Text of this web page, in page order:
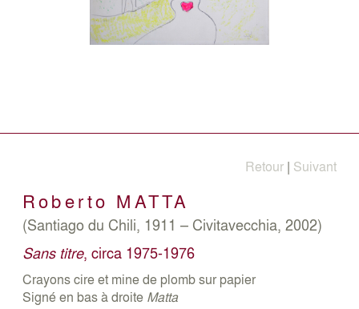
Retour | Suivant
Roberto MATTA
(Santiago du Chili, 1911 – Civitavecchia, 2002)
Sans titre, circa 1975-1976
Crayons cire et mine de plomb sur papier
Signé en bas à droite Matta